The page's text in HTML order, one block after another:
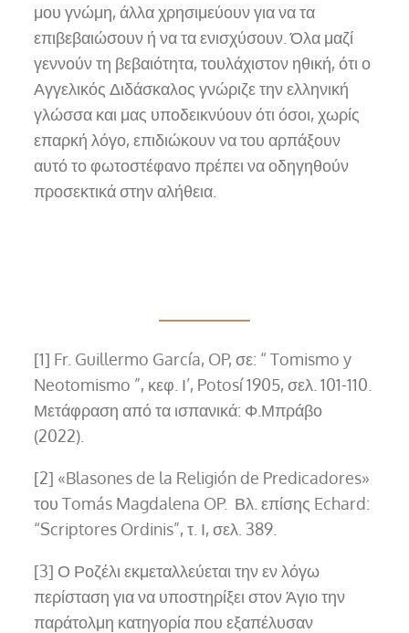
μου γνώμη, άλλα χρησιμεύουν για να τα
επιβεβαιώσουν ή να τα ενισχύσουν. Όλα μαζί
γεννούν τη βεβαιότητα, τουλάχιστον ηθική, ότι ο
Αγγελικός Διδάσκαλος γνώριζε την ελληνική
γλώσσα και μας υποδεικνύουν ότι όσοι, χωρίς
επαρκή λόγο, επιδιώκουν να του αρπάξουν
αυτό το φωτοστέφανο πρέπει να οδηγηθούν
προσεκτικά στην αλήθεια.
[1] Fr. Guillermo García, OP, σε: “ Tomismo y
Neotomismo ”, κεφ. Ι’, Potosí 1905, σελ. 101-110.
Μετάφραση από τα ισπανικά: Φ.Μπράβο
(2022).
[2] «Blasones de la Religión de Predicadores»
του Tomás Magdalena OP. Βλ. επίσης Echard:
“Scriptores Ordinis”, τ. Ι, σελ. 389.
[3] Ο Ροζέλι εκμεταλλεύεται την εν λόγω
περίσταση για να υποστηρίξει στον Άγιο την
παράτολμη κατηγορία που εξαπέλυσαν